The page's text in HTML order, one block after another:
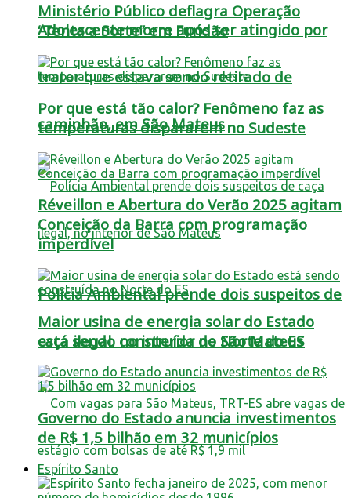
Adolescente morre após ser atingido por
trator que estava sendo retirado de
caminhão, em São Mateus
Polícia Ambiental prende dois suspeitos de
caça ilegal, no interior de São Mateus
Ministério Público deflagra Operação
“Tenta a Sorte” em Fundão
Por que está tão calor? Fenômeno faz as
temperaturas dispararem no Sudeste
Réveillon e Abertura do Verão 2025 agitam
Conceição da Barra com programação
imperdível
Maior usina de energia solar do Estado
está sendo construída no Norte do ES
Governo do Estado anuncia investimentos
de R$ 1,5 bilhão em 32 municípios
Espírito Santo